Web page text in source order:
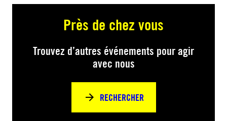
Près de chez vous
Trouvez d’autres événements pour agir
avec nous
RECHERCHER